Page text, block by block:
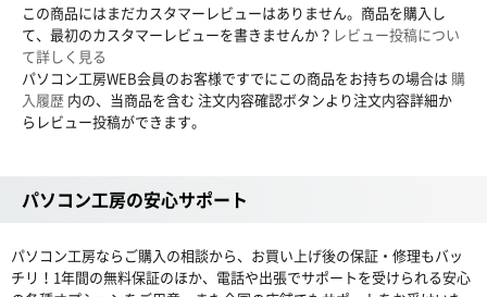
この商品にはまだカスタマーレビューはありません。商品を購入し
て、最初のカスタマーレビューを書きませんか？ レビュー投稿につい
て詳しく見る
パソコン工房WEB会員のお客様ですでにこの商品をお持ちの場合は 購
入履歴 内の、当商品を含む 注文内容確認ボタンより注文内容詳細か
らレビュー投稿ができます。
パソコン工房の安心サポート
パソコン工房ならご購入の相談から、お買い上げ後の保証・修理もバッ
チリ！1年間の無料保証のほか、電話や出張でサポートを受けられる安心